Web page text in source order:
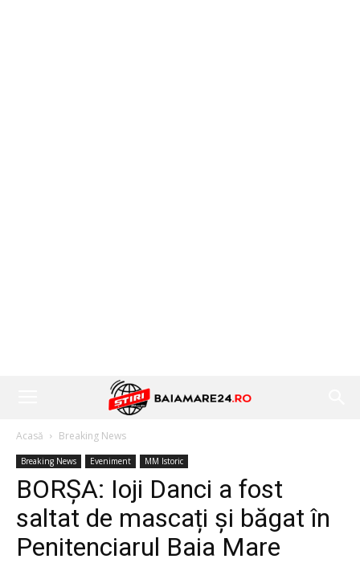
Acasă Breaking News
Breaking News Eveniment MM Istoric
BORȘA: Ioji Danci a fost
saltat de mascați și băgat în
Penitenciarul Baia Mare